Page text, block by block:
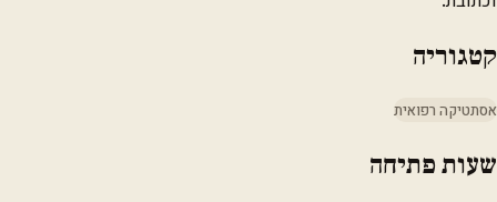
קטגוריה
אסתטיקה רפואית
שעות פתיחה